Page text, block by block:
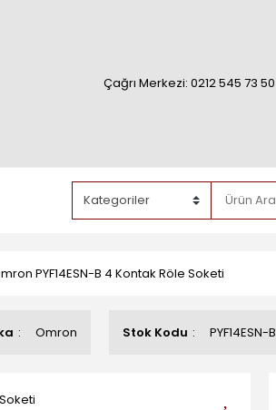
Çağrı Merkezi: 0212 545 73 50
PYF14ESN-B 4 Kontak Röle Soketi
Omron Stok Kodu PYF14ESN-B